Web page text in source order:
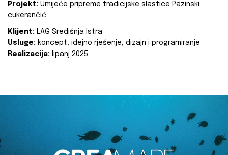
Projekt: Umijeće pripreme tradicijske slastice Pazinski
cukerančić
Klijent: LAG Središnja Istra
Usluge: koncept, idejno rješenje, dizajn i programiranje
Realizacija: lipanj 2025.